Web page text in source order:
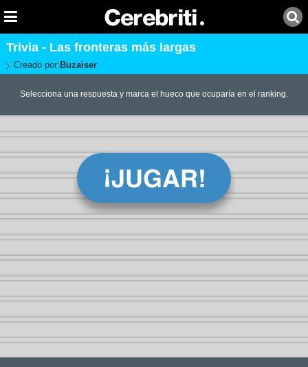
Trivia - Las fronteras más largas
Creado por: Buzaiser
Selecciona una respuesta y marca el hueco que ocuparía en el ranking.